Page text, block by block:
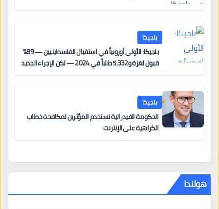
بلجيكا
بلجيكا: الأولى أوروبياً في استقبال الفلسطينيين — 89%
قبول لغزة و5,332 طلباً في 2024 — لكن الإجراء الجديد
بلجيكا
الحكومة الفيدرالية تستخدم المؤثرين لمكافحة خطاب
الكراهية على الإنترنت
هولندا